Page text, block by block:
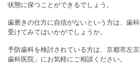
状態に保つことができるでしょう。
歯磨きの仕方に自信がないという方は、歯
受けてみてはいかがでしょうか。
予防歯科を検討されている方は、京都市左
歯科医院」にお気軽にご相談ください。